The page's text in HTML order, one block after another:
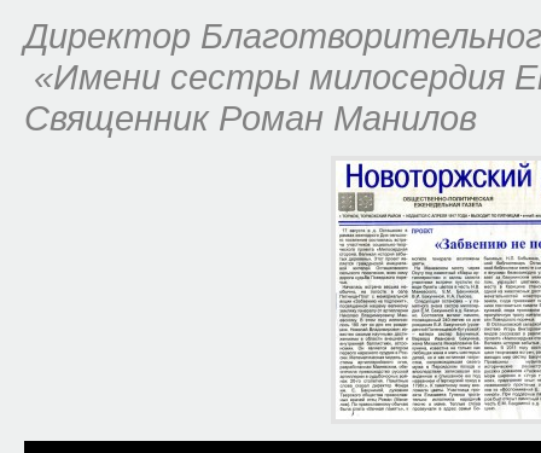
Директор
«Имени сестры милосердия
Священник Роман Манилов